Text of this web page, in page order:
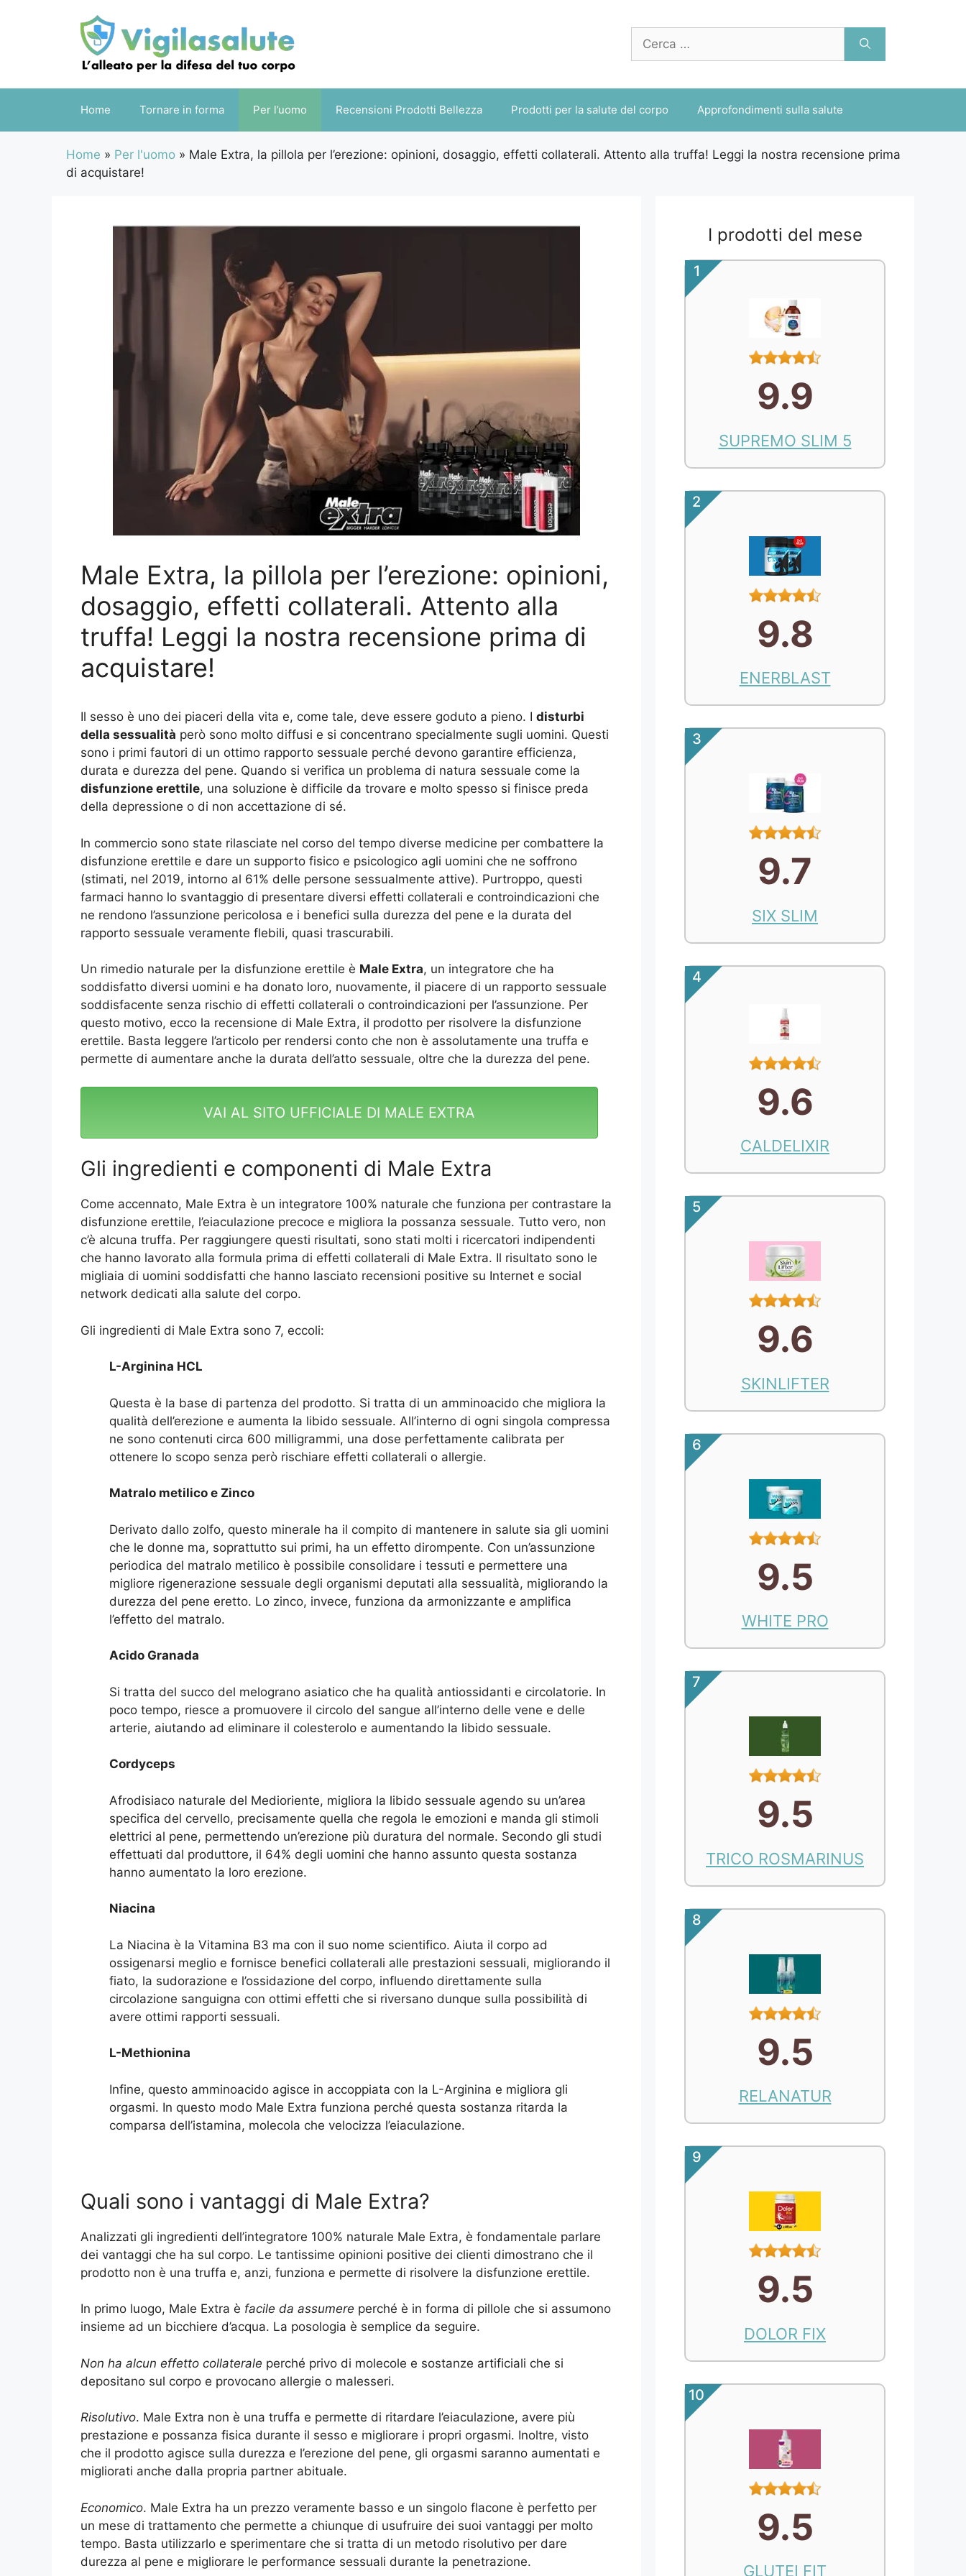
Ricerca
Home Tornare in forma Per l’uomo Recensioni Prodotti Bellezza Prodotti per la salute del corpo Approfondimenti sulla salute
Home » Per l'uomo » Male Extra, la pillola per l’erezione: opinioni, dosaggio, effetti collaterali. Attento alla truffa! Leggi la nostra recensione prima
di acquistare!
Male Extra, la pillola per l’erezione: opinioni,
dosaggio, effetti collaterali. Attento alla
truffa! Leggi la nostra recensione prima di
acquistare!
Il sesso è uno dei piaceri della vita e, come tale, deve essere goduto a pieno. I disturbi
della sessualità però sono molto diffusi e si concentrano specialmente sugli uomini. Questi
sono i primi fautori di un ottimo rapporto sessuale perché devono garantire efficienza,
durata e durezza del pene. Quando si verifica un problema di natura sessuale come la
disfunzione erettile, una soluzione è difficile da trovare e molto spesso si finisce preda
della depressione o di non accettazione di sé.
In commercio sono state rilasciate nel corso del tempo diverse medicine per combattere la
disfunzione erettile e dare un supporto fisico e psicologico agli uomini che ne soffrono
(stimati, nel 2019, intorno al 61% delle persone sessualmente attive). Purtroppo, questi
farmaci hanno lo svantaggio di presentare diversi effetti collaterali e controindicazioni che
ne rendono l’assunzione pericolosa e i benefici sulla durezza del pene e la durata del
rapporto sessuale veramente flebili, quasi trascurabili.
Un rimedio naturale per la disfunzione erettile è Male Extra, un integratore che ha
soddisfatto diversi uomini e ha donato loro, nuovamente, il piacere di un rapporto sessuale
soddisfacente senza rischio di effetti collaterali o controindicazioni per l’assunzione. Per
questo motivo, ecco la recensione di Male Extra, il prodotto per risolvere la disfunzione
erettile. Basta leggere l’articolo per rendersi conto che non è assolutamente una truffa e
permette di aumentare anche la durata dell’atto sessuale, oltre che la durezza del pene.
VAI AL SITO UFFICIALE DI MALE EXTRA
Gli ingredienti e componenti di Male Extra
Come accennato, Male Extra è un integratore 100% naturale che funziona per contrastare la
disfunzione erettile, l’eiaculazione precoce e migliora la possanza sessuale. Tutto vero, non
c’è alcuna truffa. Per raggiungere questi risultati, sono stati molti i ricercatori indipendenti
che hanno lavorato alla formula prima di effetti collaterali di Male Extra. Il risultato sono le
migliaia di uomini soddisfatti che hanno lasciato recensioni positive su Internet e social
network dedicati alla salute del corpo.
Gli ingredienti di Male Extra sono 7, eccoli:
L-Arginina HCL
Questa è la base di partenza del prodotto. Si tratta di un amminoacido che migliora la
qualità dell’erezione e aumenta la libido sessuale. All’interno di ogni singola compressa
ne sono contenuti circa 600 milligrammi, una dose perfettamente calibrata per
ottenere lo scopo senza però rischiare effetti collaterali o allergie.
Matralo metilico e Zinco
Derivato dallo zolfo, questo minerale ha il compito di mantenere in salute sia gli uomini
che le donne ma, soprattutto sui primi, ha un effetto dirompente. Con un’assunzione
periodica del matralo metilico è possibile consolidare i tessuti e permettere una
migliore rigenerazione sessuale degli organismi deputati alla sessualità, migliorando la
durezza del pene eretto. Lo zinco, invece, funziona da armonizzante e amplifica
l’effetto del matralo.
Acido Granada
Si tratta del succo del melograno asiatico che ha qualità antiossidanti e circolatorie. In
poco tempo, riesce a promuovere il circolo del sangue all’interno delle vene e delle
arterie, aiutando ad eliminare il colesterolo e aumentando la libido sessuale.
Cordyceps
Afrodisiaco naturale del Medioriente, migliora la libido sessuale agendo su un’area
specifica del cervello, precisamente quella che regola le emozioni e manda gli stimoli
elettrici al pene, permettendo un’erezione più duratura del normale. Secondo gli studi
effettuati dal produttore, il 64% degli uomini che hanno assunto questa sostanza
hanno aumentato la loro erezione.
Niacina
La Niacina è la Vitamina B3 ma con il suo nome scientifico. Aiuta il corpo ad
ossigenarsi meglio e fornisce benefici collaterali alle prestazioni sessuali, migliorando il
fiato, la sudorazione e l’ossidazione del corpo, influendo direttamente sulla
circolazione sanguigna con ottimi effetti che si riversano dunque sulla possibilità di
avere ottimi rapporti sessuali.
L-Methionina
Infine, questo amminoacido agisce in accoppiata con la L-Arginina e migliora gli
orgasmi. In questo modo Male Extra funziona perché questa sostanza ritarda la
comparsa dell’istamina, molecola che velocizza l’eiaculazione.
Quali sono i vantaggi di Male Extra?
Analizzati gli ingredienti dell’integratore 100% naturale Male Extra, è fondamentale parlare
dei vantaggi che ha sul corpo. Le tantissime opinioni positive dei clienti dimostrano che il
prodotto non è una truffa e, anzi, funziona e permette di risolvere la disfunzione erettile.
In primo luogo, Male Extra è facile da assumere perché è in forma di pillole che si assumono
insieme ad un bicchiere d’acqua. La posologia è semplice da seguire.
Non ha alcun effetto collaterale perché privo di molecole e sostanze artificiali che si
depositano sul corpo e provocano allergie o malesseri.
Risolutivo. Male Extra non è una truffa e permette di ritardare l’eiaculazione, avere più
prestazione e possanza fisica durante il sesso e migliorare i propri orgasmi. Inoltre, visto
che il prodotto agisce sulla durezza e l’erezione del pene, gli orgasmi saranno aumentati e
migliorati anche dalla propria partner abituale.
Economico. Male Extra ha un prezzo veramente basso e un singolo flacone è perfetto per
un mese di trattamento che permette a chiunque di usufruire dei suoi vantaggi per molto
tempo. Basta utilizzarlo e sperimentare che si tratta di un metodo risolutivo per dare
durezza al pene e migliorare le performance sessuali durante la penetrazione.
I prodotti del mese
1
9.9
SUPREMO SLIM 5
2
9.8
ENERBLAST
3
9.7
SIX SLIM
4
9.6
CALDELIXIR
5
9.6
SKINLIFTER
6
9.5
WHITE PRO
7
9.5
TRICO ROSMARINUS
8
9.5
RELANATUR
9
9.5
DOLOR FIX
10
9.5
GLUTEI FIT